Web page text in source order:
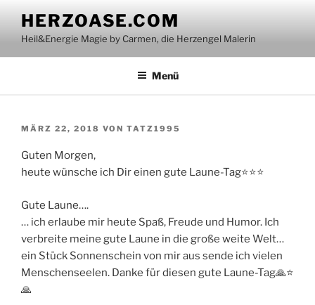
Inhalt
springen
HERZOASE.COM
Heil&Energie Magie by Carmen, die Herzengel Malerin
Menü
VERÖFFENTLICHT
MÄRZ 22, 2018 VON TATZ1995
Guten Morgen,
heute wünsche ich Dir einen gute Laune-Tag⭐⭐⭐
Gute Laune….
… ich erlaube mir heute Spaß, Freude und Humor. Ich
verbreite meine gute Laune in die große weite Welt…
ein Stück Sonnenschein von mir aus sende ich vielen
Menschenseelen. Danke für diesen gute Laune-Tag🙏⭐
🙏